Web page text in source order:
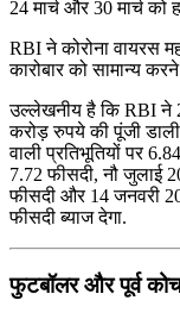
24 मार्च और 30 मार्च को
RBI ने कोरोना वायरस
कारोबार को सामान्य
उल्लेखनीय है कि RBI ने
करोड़ रुपये की पूंजी
वाली प्रतिभूतियों पर
7.72 फीसदी, नौ जुलाई
फीसदी और 14 जनवरी
फीसदी ब्याज देगा.
फुटबॉलर और पूर्व